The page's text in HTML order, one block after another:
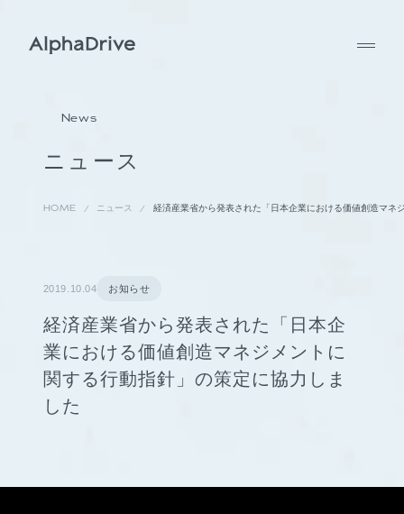
ニュース
News
HOME ニュース 経済産業省から発表された「日本企業における価値創造マネ
2019.10.04 お知らせ
経済産業省から発表された「日本企
業における価値創造マネジメントに
関する行動指針」の策定に協力しま
した